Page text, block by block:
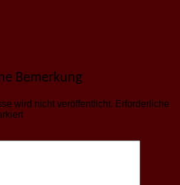
Bemerkung
wird nicht veröffentlicht. Erforderliche